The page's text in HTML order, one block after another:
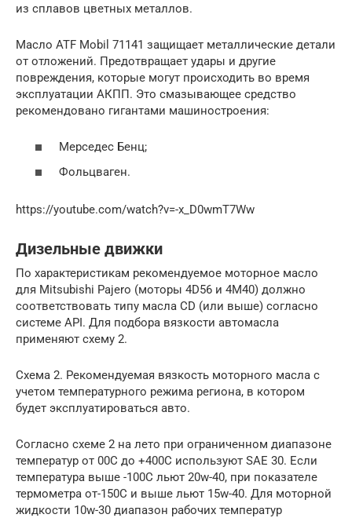
из сплавов цветных металлов.
Масло ATF Mobil 71141 защищает металлические детали
от отложений. Предотвращает удары и другие
повреждения, которые могут происходить во время
эксплуатации АКПП. Это смазывающее средство
рекомендовано гигантами машиностроения:
Мерседес Бенц;
Фольцваген.
https://youtube.com/watch?v=-x_D0wmT7Ww
Дизельные движки
По характеристикам рекомендуемое моторное масло
для Mitsubishi Pajero (моторы 4D56 и 4M40) должно
соответствовать типу масла CD (или выше) согласно
системе API. Для подбора вязкости автомасла
применяют схему 2.
Схема 2. Рекомендуемая вязкость моторного масла с
учетом температурного режима региона, в котором
будет эксплуатироваться авто.
Согласно схеме 2 на лето при ограниченном диапазоне
температур от 00С до +400С используют SAE 30. Если
температура выше -100С льют 20w-40, при показателе
термометра от-150С и выше льют 15w-40. Для моторной
жидкости 10w-30 диапазон рабочих температур